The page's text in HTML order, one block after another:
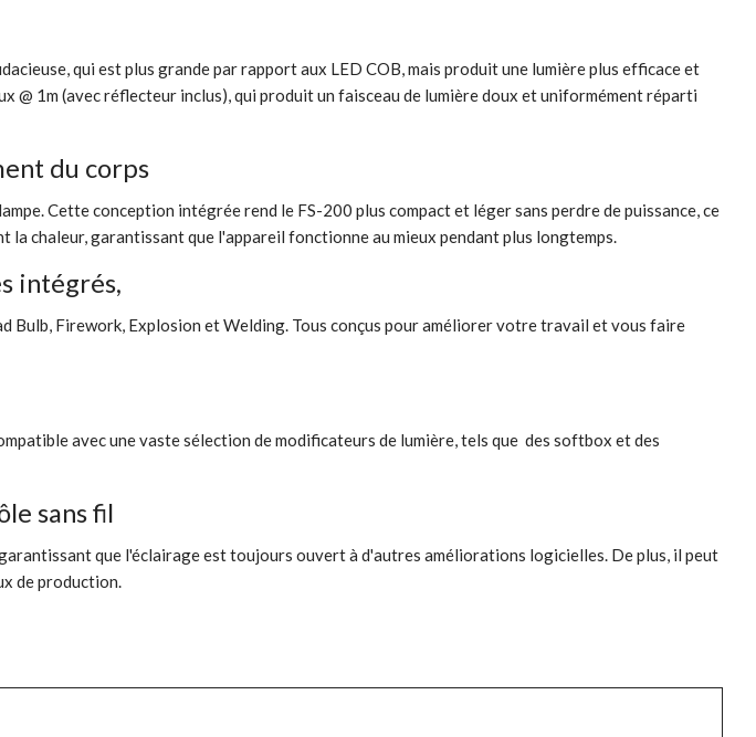
qui est plus grande par rapport aux LED COB, mais produit une lumière plus efficace et
1m (avec réflecteur inclus), qui produit un faisceau de lumière doux et uniformément réparti
du corps
Cette conception intégrée rend le FS-200 plus compact et léger sans perdre de puissance, ce
chaleur, garantissant que l'appareil fonctionne au mieux pendant plus longtemps.
intégrés,
Bulb, Firework, Explosion et Welding. Tous conçus pour améliorer votre travail et vous faire
avec une vaste sélection de modificateurs de lumière, tels que des softbox et des
sans fil
que l'éclairage est toujours ouvert à d'autres améliorations logicielles. De plus, il peut
de production.